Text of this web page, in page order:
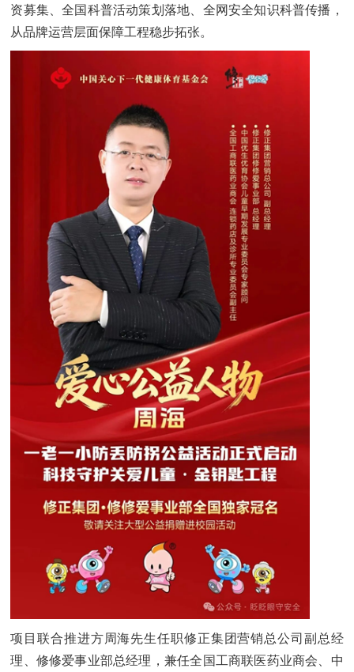
资募集、全国科普活动策划落地、全网安全知识科普传播，
从品牌运营层面保障工程稳步拓张。
项目联合推进方周海先生任职修正集团营销总公司副总经
理、修修爱事业部总经理，兼任全国工商联医药业商会、中